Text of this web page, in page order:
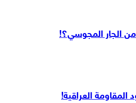
الجار المجوسي؟!
المقاومة العراقية!